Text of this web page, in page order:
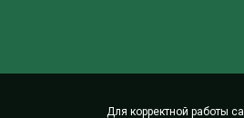
Для корректной работы